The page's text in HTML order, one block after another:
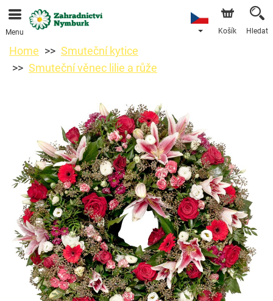
Objednávky přes e-shop přijímáme. Nejbližší možné
doručení je od 11.8.2026 z důvodu dovolené.
Menu Košík Hledat
Home
Smuteční kytice
Smuteční věnec lilie a růže